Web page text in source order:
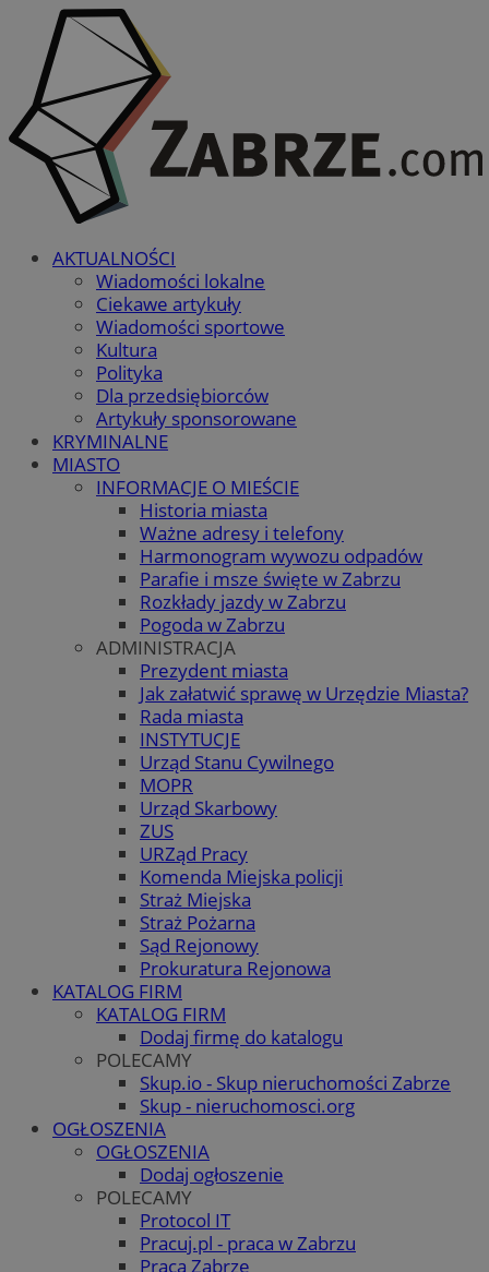
AKTUALNOŚCI
Wiadomości lokalne
Ciekawe artykuły
Wiadomości sportowe
Kultura
Polityka
Dla przedsiębiorców
Artykuły sponsorowane
KRYMINALNE
MIASTO
INFORMACJE O MIEŚCIE
Historia miasta
Ważne adresy i telefony
Harmonogram wywozu odpadów
Parafie i msze święte w Zabrzu
Rozkłady jazdy w Zabrzu
Pogoda w Zabrzu
ADMINISTRACJA
Prezydent miasta
Jak załatwić sprawę w Urzędzie Miasta?
Rada miasta
INSTYTUCJE
Urząd Stanu Cywilnego
MOPR
Urząd Skarbowy
ZUS
URZąd Pracy
Komenda Miejska policji
Straż Miejska
Straż Pożarna
Sąd Rejonowy
Prokuratura Rejonowa
KATALOG FIRM
KATALOG FIRM
Dodaj firmę do katalogu
POLECAMY
Skup.io - Skup nieruchomości Zabrze
Skup - nieruchomosci.org
OGŁOSZENIA
OGŁOSZENIA
Dodaj ogłoszenie
POLECAMY
Protocol IT
Pracuj.pl - praca w Zabrzu
Praca Zabrze